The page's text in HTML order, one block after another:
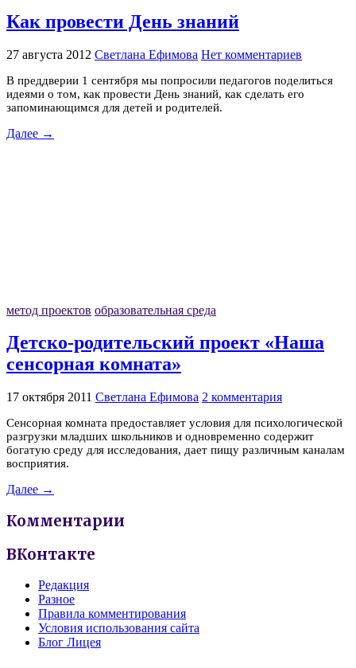
Как провести День знаний
27 августа 2012 Светлана Ефимова Нет комментариев
В преддверии 1 сентября мы попросили педагогов поделиться
идеями о том, как провести День знаний, как сделать его
запоминающимся для детей и родителей.
Далее →
метод проектов образовательная среда
Детско-родительский проект «Наша
сенсорная комната»
17 октября 2011 Светлана Ефимова 2 комментария
Сенсорная комната предоставляет условия для психологической
разгрузки младших школьников и одновременно содержит
богатую среду для исследования, дает пищу различным каналам
восприятия.
Далее →
Комментарии
ВКонтакте
Редакция
Разное
Правила комментирования
Условия использования сайта
Блог Лицея